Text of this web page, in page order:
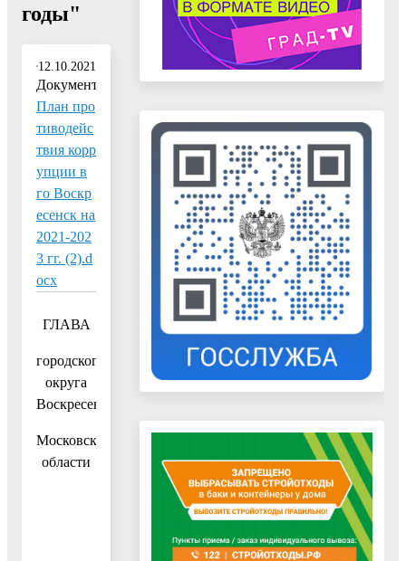
годы"
12.10.2021
Документ:
План про
тиводейс
твия корр
упции в
го Воскр
есенск на
2021-202
3 гг. (2).d
ocx
ГЛАВА
городского
округа
Воскресенск
Московской
области